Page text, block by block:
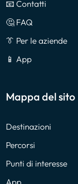
📧 Contatti
🤔 FAQ
👔 Per le aziende
📱 App
Mappa del sito
Destinazioni
Percorsi
Punti di interesse
App